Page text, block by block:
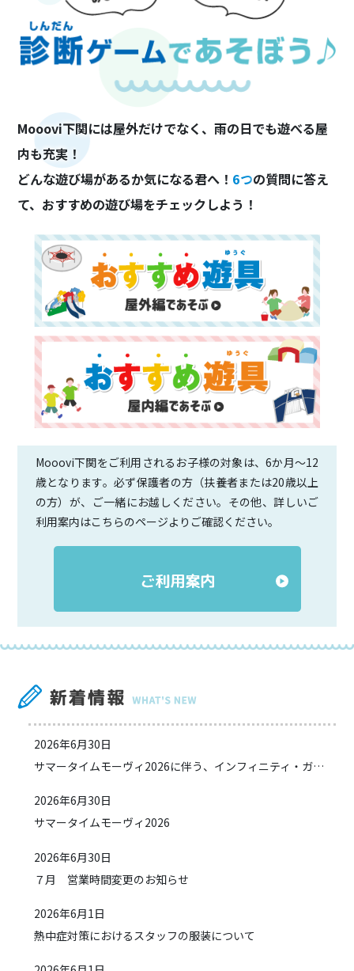
Mooovi下関には屋外だけでなく、雨の日でも遊べる屋
内も充実！
どんな遊び場があるか気になる君へ！ 6つの質問に答え
て、おすすめの遊び場をチェックしよう！
Mooovi下関をご利用されるお子様の対象は、6か月〜12
歳となります。必ず保護者の方（扶養者または20歳以上
の方）が、ご一緒にお越しください。その他、詳しいご
利用案内はこちらのページよりご確認ください。
2026年6月30日
サマータイムモーヴィ2026に伴う、インフィニティ・ガレージご利用方法変更のお知らせ
2026年6月30日
サマータイムモーヴィ2026
2026年6月30日
７月 営業時間変更のお知らせ
2026年6月1日
熱中症対策におけるスタッフの服装について